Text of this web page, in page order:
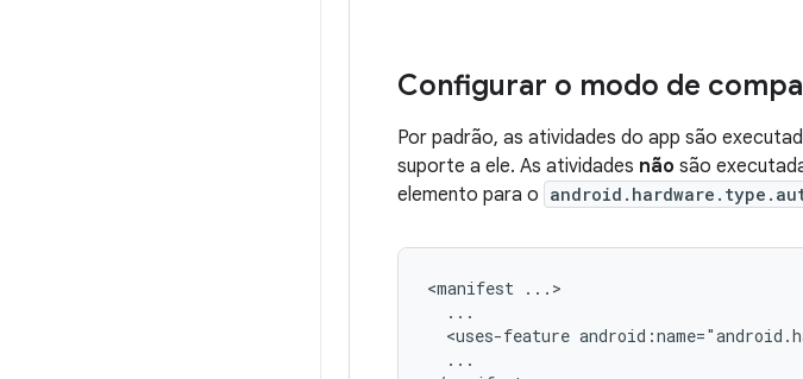
Configurar o modo de
Por padrão, as atividades do app são
suporte a ele. As atividades não são
elemento para o
<manifest
<uses-feature
...